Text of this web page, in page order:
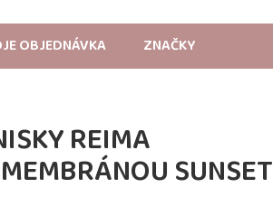
OBJEDNÁVKA ZNAČKY
REIMA
SUNSET